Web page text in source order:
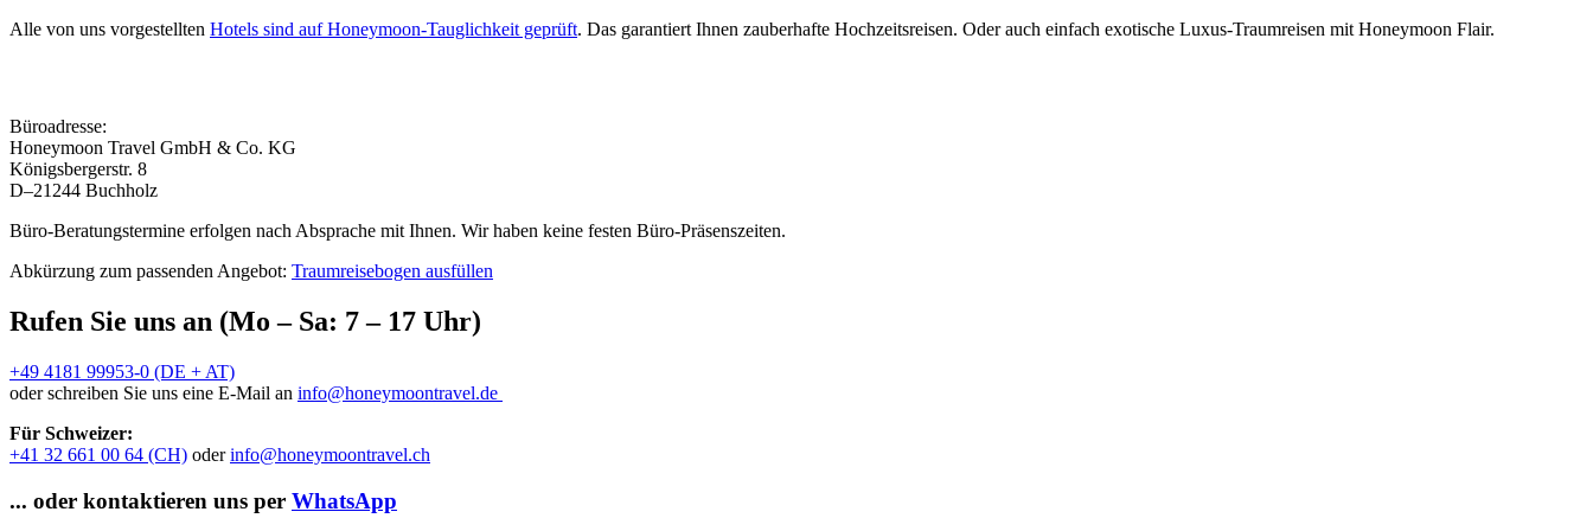
Alle von uns vorgestellten Hotels sind auf Honeymoon-Tauglichkeit geprüft. Das garantiert Ihnen zauberhafte Hochzeitsreisen. Oder auch einfach exotische Luxus-Traumreisen mit Honeymoon Flair.
Büroadresse:
Honeymoon Travel GmbH & Co. KG
Königsbergerstr. 8
D–21244 Buchholz
Büro-Beratungstermine erfolgen nach Absprache mit Ihnen. Wir haben keine festen Büro-Präsenszeiten.
Abkürzung zum passenden Angebot: Traumreisebogen ausfüllen
Rufen Sie uns an (Mo – Sa: 7 – 17 Uhr)
+49 4181 99953-0 (DE + AT)
oder schreiben Sie uns eine E-Mail an info@honeymoontravel.de
Für Schweizer:
+41 32 661 00 64 (CH) oderinfo@honeymoontravel.ch
... oder kontaktieren uns per WhatsApp